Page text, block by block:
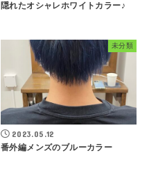
隠れたオシャレホワイトカラー♪
未分類
2023.05.12
番外編メンズのブルーカラー